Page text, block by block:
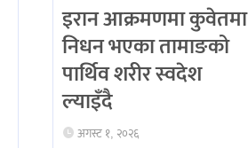
इरान आक्रमणमा कुवेतमा
निधन भएका तामाङको
पार्थिव शरीर स्वदेश
ल्याइँदै
अगस्ट १, २०२६